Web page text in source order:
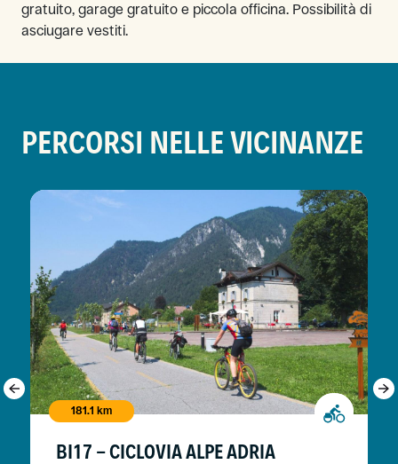
gratuito, garage gratuito e piccola officina. Possibilità di
asciugare vestiti.
PERCORSI NELLE VICINANZE
181.1 km
BI17 - CICLOVIA ALPE ADRIA